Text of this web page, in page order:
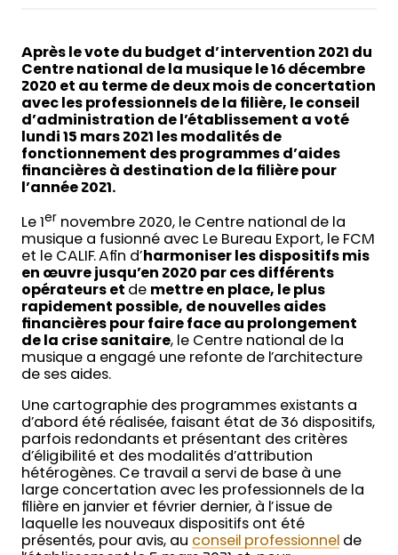
Après le vote du budget d’intervention 2021 du
Centre national de la musique le 16 décembre
2020 et au terme de deux mois de concertation
avec les professionnels de la filière, le conseil
d’administration de l’établissement a voté
lundi 15 mars 2021 les modalités de
fonctionnement des programmes d’aides
financières à destination de la filière pour
l’année 2021.
Le 1er novembre 2020, le Centre national de la
musique a fusionné avec Le Bureau Export, le FCM
et le CALIF. Afin d’harmoniser les dispositifs mis
en œuvre jusqu’en 2020 par ces différents
opérateurs et de mettre en place, le plus
rapidement possible, de nouvelles aides
financières pour faire face au prolongement
de la crise sanitaire, le Centre national de la
musique a engagé une refonte de l’architecture
de ses aides.
Une cartographie des programmes existants a
d’abord été réalisée, faisant état de 36 dispositifs,
parfois redondants et présentant des critères
d’éligibilité et des modalités d’attribution
hétérogènes. Ce travail a servi de base à une
large concertation avec les professionnels de la
filière en janvier et février dernier, à l’issue de
laquelle les nouveaux dispositifs ont été
présentés, pour avis, au conseil professionnel de